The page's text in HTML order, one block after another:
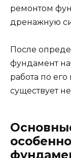
ремонтом
дренажную
После
фундамент
работа по
существует